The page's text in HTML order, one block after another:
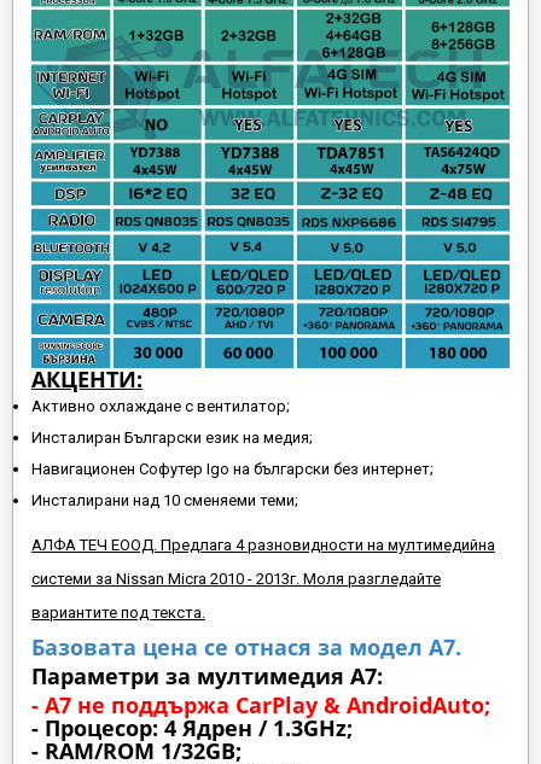
АКЦЕНТИ:
Активно охлаждане с вентилатор;
Инсталиран Български език на медия;
Навигационен Софутер Igo на български без интернет;
Инсталирани над 10 сменяеми теми;
АЛФА ТЕЧ ЕООД. Предлага 4 разновидности на мултимедийна
системи за Nissan Micra 2010 - 2013г. Моля разгледайте
вариантите под текста.
Базовата цена се отнася за модел А7.
Параметри за мултимедия A7:
- A7 не поддържа CarPlay & AndroidAuto;
- Процесор: 4 Ядрен / 1.3GHz;
- RAM/ROM 1/32GB;